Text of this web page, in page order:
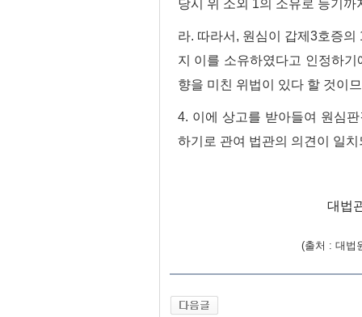
당시 위 소외 1의 소유로 등기
라. 따라서, 원심이 갑제3호증
지 이를 소유하였다고 인정하
향을 미친 위법이 있다 할 것이
4. 이에 상고를 받아들여 원심
하기로 관여 법관의 의견이 일
대법
(출처 : 대법